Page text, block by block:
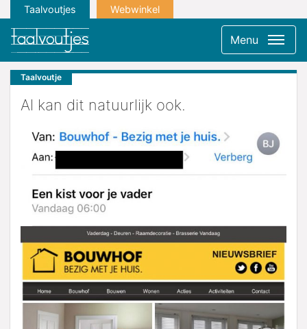
Taalvoutjes Webwinkel
Menu
Taalvoutje
Al kan dit natuurlijk ook.